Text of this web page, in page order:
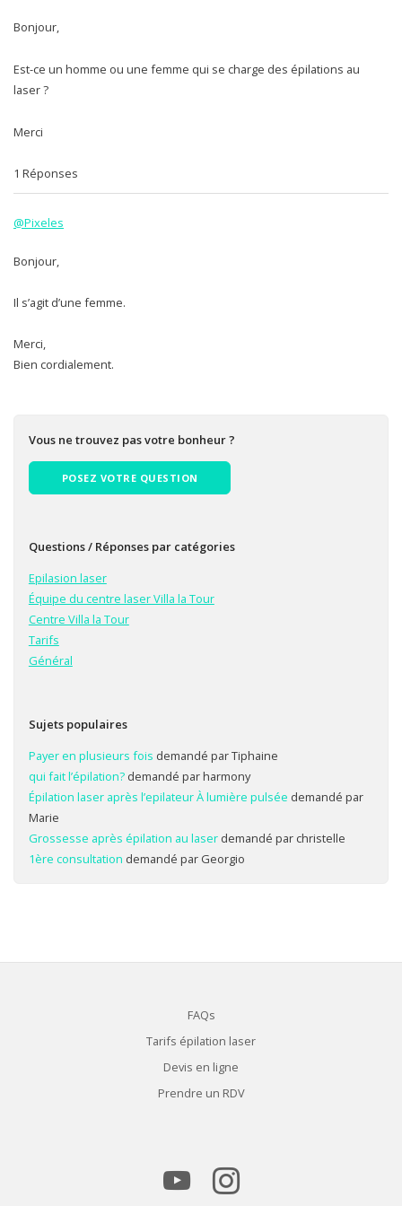
Bonjour,
Est-ce un homme ou une femme qui se charge des épilations au
laser ?
Merci
1 Réponses
@Pixeles
Bonjour,
Il s’agit d’une femme.
Merci,
Bien cordialement.
Vous ne trouvez pas votre bonheur ?
POSEZ VOTRE QUESTION
Questions / Réponses par catégories
Epilasion laser
Équipe du centre laser Villa la Tour
Centre Villa la Tour
Tarifs
Général
Sujets populaires
Payer en plusieurs fois demandé par Tiphaine
qui fait l’épilation?demandé par harmony
Épilation laser après l’epilateur À lumière pulsée demandé par
Marie
Grossesse après épilation au laserdemandé par christelle
1ère consultation demandé par Georgio
FAQs
Tarifs épilation laser
Devis en ligne
Prendre un RDV